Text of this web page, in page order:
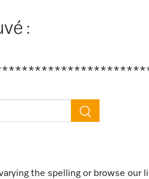
:
the spelling or browse